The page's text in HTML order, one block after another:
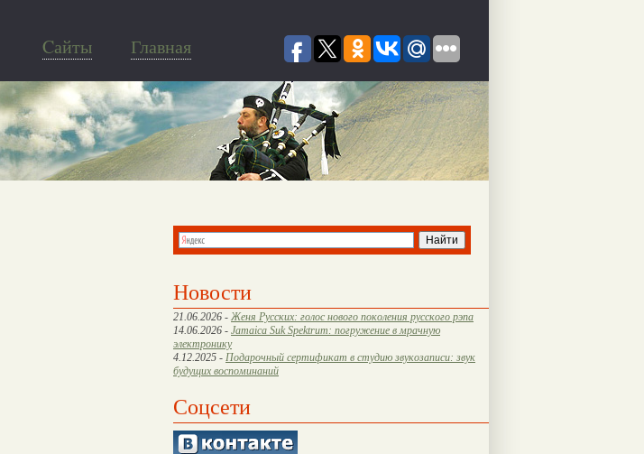
Cайты Главная
Новости
21.06.2026 - Женя Русских: голос нового поколения русского рэпа
14.06.2026 - Jamaica Suk Spektrum: погружение в мрачную
электронику
4.12.2025 - Подарочный сертификат в студию звукозаписи: звук
будущих воспоминаний
Соцсети